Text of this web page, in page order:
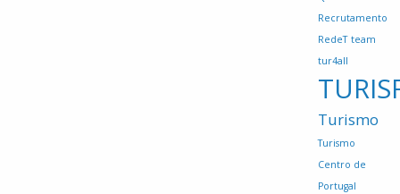
Recrutamento
RedeT team
tur4all
Turismo
Turismo
Centro de
Portugal